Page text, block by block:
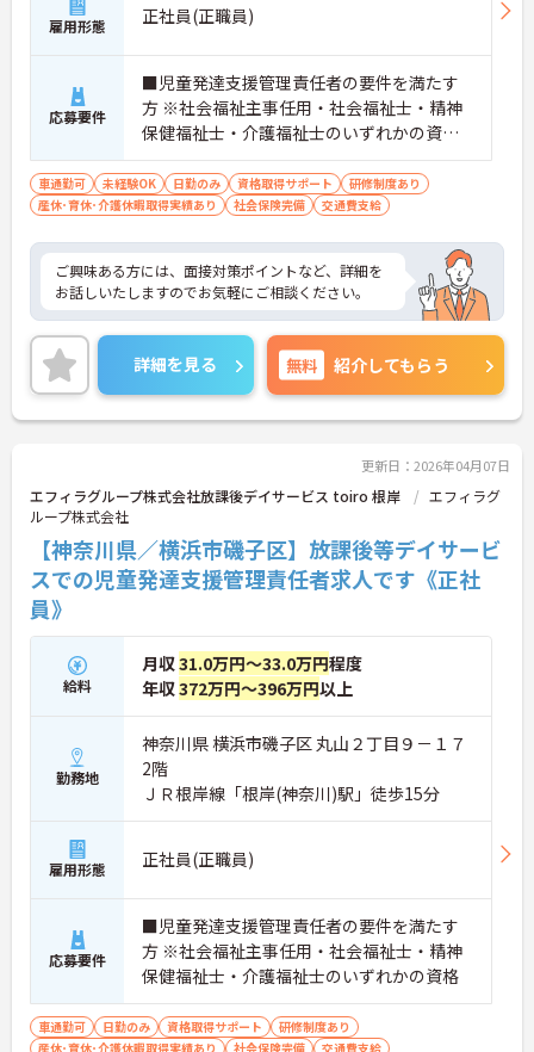
雇用形態 正社員(正職員)
応募要件
■児童発達支援管理責任者の要件を満たす
方 ※社会福祉主事任用・社会福祉士・精神
保健福祉士・介護福祉士のいずれかの資格
■普通自動車運転免許(AT限定可) 必須
車通勤可 未経験OK 日勤のみ 資格取得サポート
研修制度あり
産休･育休･介護休暇取得実績あり
社会保険完備 交通費支給
ご興味ある方には、面接対策ポイントなど、詳細を
お話しいたしますのでお気軽にご相談ください。
詳細を見る 無料 紹介してもらう
更新日：2026年04月07日
エフィラグループ株式会社放課後デイサービス toiro 根岸
エフィラグ
ループ株式会社
【神奈川県／横浜市磯子区】放課後等デイサービ
スでの児童発達支援管理責任者求人です《正社
員》
給料
月収31.0万円～33.0万円程度
年収372万円～396万円以上
勤務地
神奈川県 横浜市磯子区 丸山２丁目９－１７
2階
ＪＲ根岸線「根岸(神奈川)駅」徒歩15分
雇用形態 正社員(正職員)
応募要件
■児童発達支援管理責任者の要件を満たす
方 ※社会福祉主事任用・社会福祉士・精神
保健福祉士・介護福祉士のいずれかの資格
車通勤可 日勤のみ 資格取得サポート
研修制度あり
産休･育休･介護休暇取得実績あり
社会保険完備 交通費支給